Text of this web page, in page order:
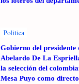
Politica
Gobierno del presidente
Abelardo De La
la selección del
Mesa Puyo como